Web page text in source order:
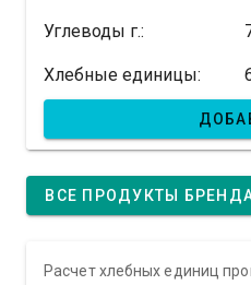
Углеводы г.:
Хлебные единицы:
ВСЕ ПРОДУКТЫ БРЕНДА
Расчет хлебных единиц